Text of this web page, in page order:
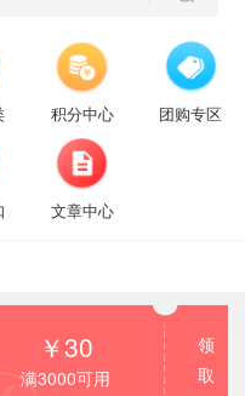
积分中心 团购专区
文章中心
业
￥30
满3000可用
领
取